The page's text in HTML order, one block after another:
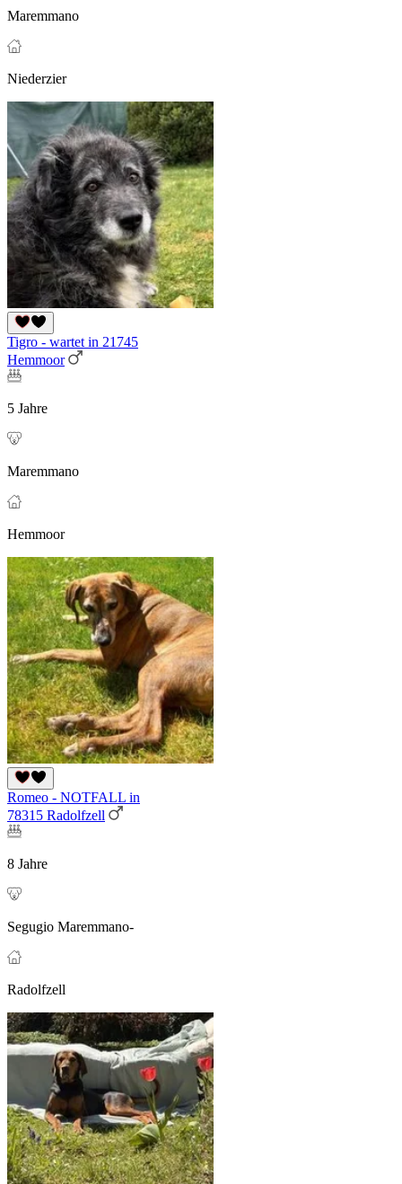
Maremmano
Niederzier
Tigro - wartet in 21745
Hemmoor
5 Jahre
Maremmano
Hemmoor
Romeo - NOTFALL in
78315 Radolfzell
8 Jahre
Segugio Maremmano-
Radolfzell